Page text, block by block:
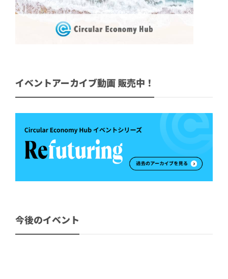
イベントアーカイブ動画 販売中！
今後のイベント